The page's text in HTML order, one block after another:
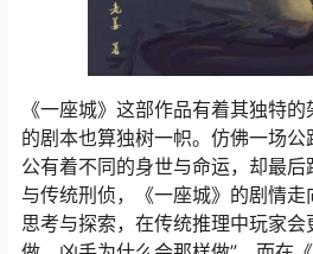
《一座城》这部作品有着其独特
的剧本也算独树一帜。仿佛一场
公有着不同的身世与命运，却最
与传统刑侦，《一座城》的剧情
思考与探索，在传统推理中玩家会